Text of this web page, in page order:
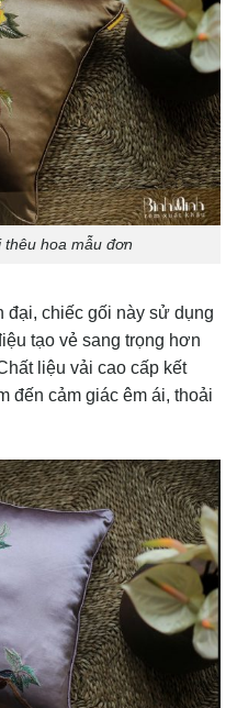
hoa mẫu đơn
đại, chiếc gối này sử dụng
tạo vẻ sang trọng hơn
liệu vải cao cấp kết
đến cảm giác êm ái, thoải